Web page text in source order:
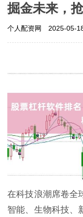
掘金未来，
个人配资网 2025-05-
在科技浪潮席卷全
智能、生物科技、